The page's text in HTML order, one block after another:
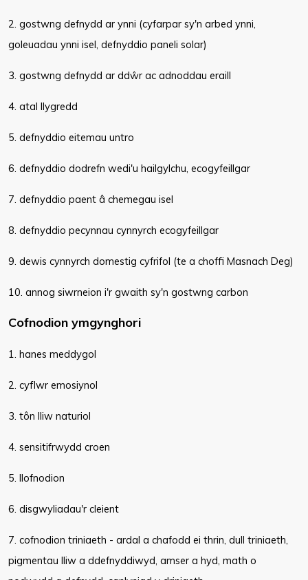
2. gostwng defnydd ar ynni (cyfarpar sy'n arbed ynni,
goleuadau ynni isel, defnyddio paneli solar)
3. gostwng defnydd ar ddŵr ac adnoddau eraill
4. atal llygredd
5. defnyddio eitemau untro
6. defnyddio dodrefn wedi'u hailgylchu, ecogyfeillgar
7. defnyddio paent â chemegau isel
8. defnyddio pecynnau cynnyrch ecogyfeillgar
9. dewis cynnyrch domestig cyfrifol (te a choffi Masnach Deg)
10. annog siwrneion i'r gwaith sy'n gostwng carbon
Cofnodion ymgynghori
1. hanes meddygol
2. cyflwr emosiynol
3. tôn lliw naturiol
4. sensitifrwydd croen
5. llofnodion
6. disgwyliadau'r cleient
7. cofnodion triniaeth - ardal a chafodd ei thrin, dull triniaeth,
pigmentau lliw a ddefnyddiwyd, amser a hyd, math o